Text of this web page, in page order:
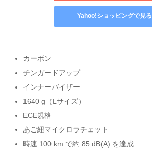
Yahoo!ショッピングで見る
カーボン
チンガードアップ
インナーバイザー
1640 g（Lサイズ）
ECE規格
あご紐マイクロラチェット
時速 100 km で約 85 dB(A) を達成